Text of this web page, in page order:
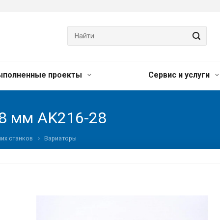
проекты Сервис и услуги
мм AK216-28
станков Вариаторы